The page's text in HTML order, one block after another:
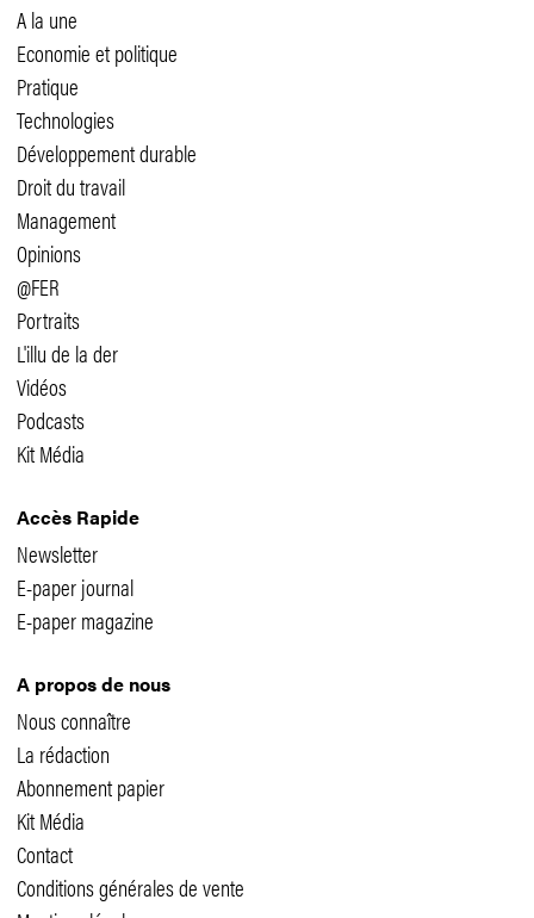
A la une
Economie et politique
Pratique
Technologies
Développement durable
Droit du travail
Management
Opinions
@FER
Portraits
L'illu de la der
Vidéos
Podcasts
Kit Média
Accès Rapide
Newsletter
E-paper journal
E-paper magazine
A propos de nous
Nous connaître
La rédaction
Abonnement papier
Kit Média
Contact
Conditions générales de vente